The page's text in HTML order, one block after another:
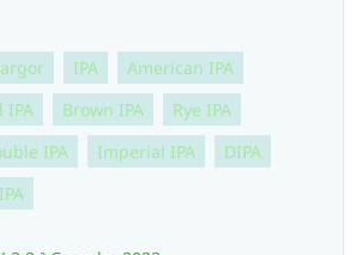
IPA
American IPA
IPA Brown IPA
Rye IPA
IPA Imperial IPA
DIPA